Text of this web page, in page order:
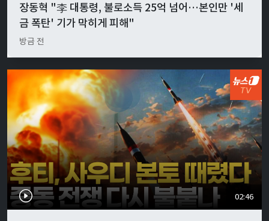
장동혁 "李 대통령, 불로소득 25억 넘어…본인만 '세
금 폭탄' 기가 막히게 피해"
방금 전
02:46